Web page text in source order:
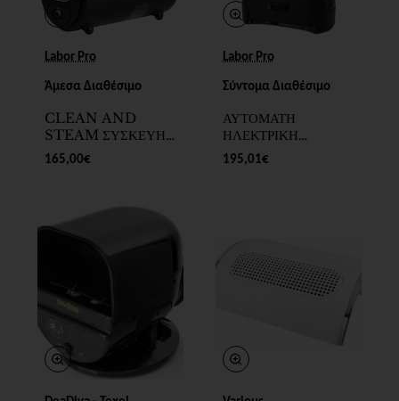
Labor Pro
Άμεσα Διαθέσιμο
CLEAN AND
STEAM ΣΥΣΚΕΥΗ
ΑΠΟΛΥΜΑΝΣΗΣ ΚΑΙ
ΚΑΘΑΡΙΣΜΟΥ
165,00€
Labor Pro
Σύντομα Διαθέσιμο
ΑΥΤΟΜΑΤΗ
ΗΛΕΚΤΡΙΚΗ
ΣΚΟΥΠΑ ΜΑΛΛΙΩΝ
MAGIC VACUUM
195,01€